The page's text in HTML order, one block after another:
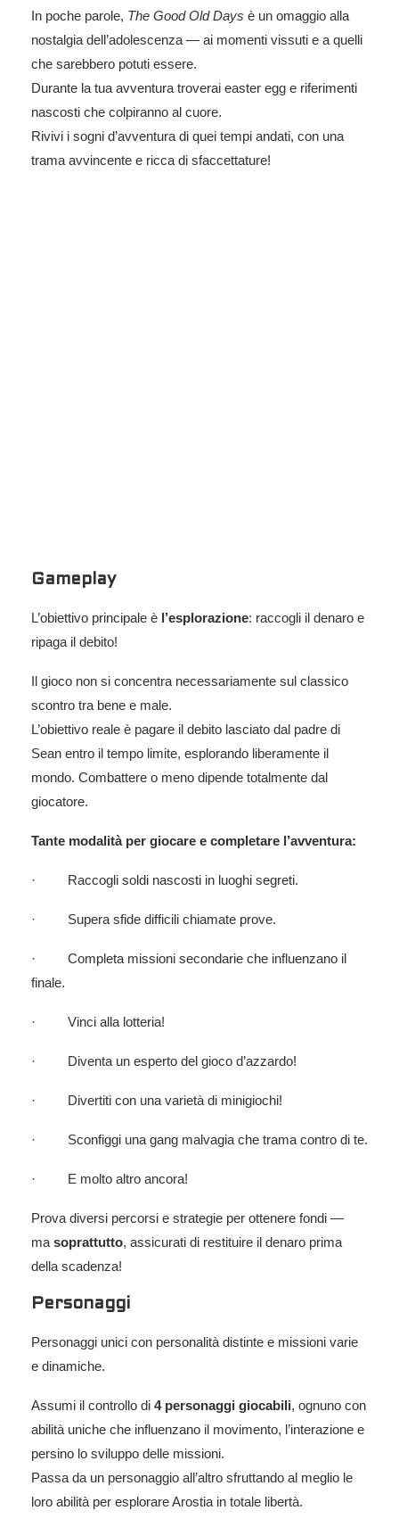
In poche parole, The Good Old Days è un omaggio alla
nostalgia dell’adolescenza — ai momenti vissuti e a quelli
che sarebbero potuti essere.
Durante la tua avventura troverai easter egg e riferimenti
nascosti che colpiranno al cuore.
Rivivi i sogni d’avventura di quei tempi andati, con una
trama avvincente e ricca di sfaccettature!
Gameplay
L’obiettivo principale è l’esplorazione: raccogli il denaro e
ripaga il debito!
Il gioco non si concentra necessariamente sul classico
scontro tra bene e male.
L’obiettivo reale è pagare il debito lasciato dal padre di
Sean entro il tempo limite, esplorando liberamente il
mondo. Combattere o meno dipende totalmente dal
giocatore.
Tante modalità per giocare e completare l’avventura:
· Raccogli soldi nascosti in luoghi segreti.
· Supera sfide difficili chiamate prove.
· Completa missioni secondarie che influenzano il
finale.
· Vinci alla lotteria!
· Diventa un esperto del gioco d’azzardo!
· Divertiti con una varietà di minigiochi!
· Sconfiggi una gang malvagia che trama contro di te.
· E molto altro ancora!
Prova diversi percorsi e strategie per ottenere fondi —
ma soprattutto, assicurati di restituire il denaro prima
della scadenza!
Personaggi
Personaggi unici con personalità distinte e missioni varie
e dinamiche.
Assumi il controllo di 4 personaggi giocabili, ognuno con
abilità uniche che influenzano il movimento, l’interazione e
persino lo sviluppo delle missioni.
Passa da un personaggio all’altro sfruttando al meglio le
loro abilità per esplorare Arostia in totale libertà.